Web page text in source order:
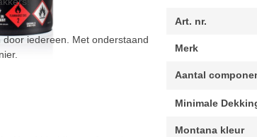
iedereen. Met onderstaand
Art. nr.
Merk
Aantal
Minimale
Montana kleur